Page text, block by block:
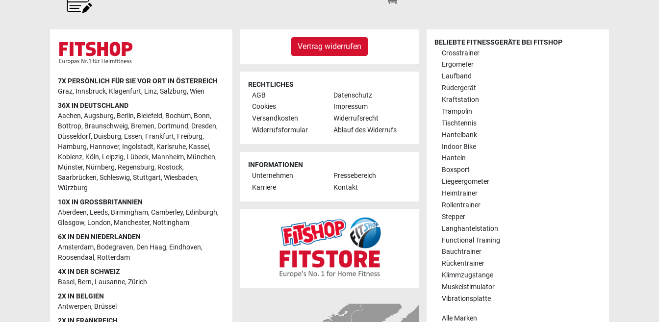
7X PERSÖNLICH FÜR SIE VOR ORT IN ÖSTERREICH
Graz, Innsbruck, Klagenfurt, Linz, Salzburg, Wien
36X IN DEUTSCHLAND
Aachen, Augsburg, Berlin, Bielefeld, Bochum, Bonn,
Bottrop, Braunschweig, Bremen, Dortmund, Dresden,
Düsseldorf, Duisburg, Essen, Frankfurt, Freiburg,
Hamburg, Hannover, Ingolstadt, Karlsruhe, Kassel,
Koblenz, Köln, Leipzig, Lübeck, Mannheim, München,
Münster, Nürnberg, Regensburg, Rostock,
Saarbrücken, Schleswig, Stuttgart, Wiesbaden,
Würzburg
10X IN GROSSBRITANNIEN
Aberdeen, Leeds, Birmingham, Camberley, Edinburgh,
Glasgow, London, Manchester, Nottingham
6X IN DEN NIEDERLANDEN
Amsterdam, Bodegraven, Den Haag, Eindhoven,
Roosendaal , Rotterdam
4X IN DER SCHWEIZ
Basel, Bern, Lausanne, Zürich
2X IN BELGIEN
Antwerpen, Brüssel
Vertrag widerrufen
RECHTLICHES
AGB
Datenschutz
Cookies
Impressum
Versandkosten
Widerrufsrecht
Widerrufsformular
Ablauf des Widerrufs
INFORMATIONEN
Unternehmen
Pressebereich
Karriere
Kontakt
BELIEBTE FITNESSGERÄTE BEI FITSHOP
Crosstrainer
Ergometer
Laufband
Rudergerät
Kraftstation
Trampolin
Tischtennis
Hantelbank
Indoor Bike
Hanteln
Boxsport
Liegeergometer
Heimtrainer
Rollentrainer
Stepper
Langhantelstation
Functional Training
Bauchtrainer
Rückentrainer
Klimmzugstange
Muskelstimulator
Vibrationsplatte
Alle Marken